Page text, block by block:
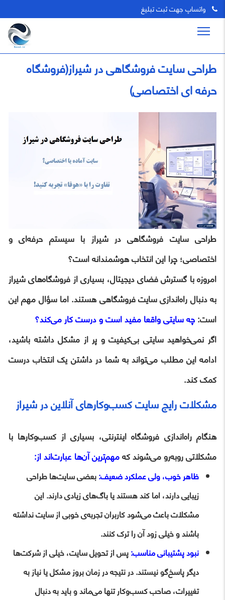
واتساپ جهت ثبت تبلیغ
طراحی سایت فروشگاهی در شیراز(فروشگاه
حرفه ای اختصاصی)
طراحی سایت فروشگاهی در شیراز با سیستم حرفه‌ای و
اختصاصی؛ چرا این انتخاب هوشمندانه‌ است؟
امروزه با گسترش فضای دیجیتال، بسیاری از فروشگاه‌های شیراز
به دنبال راه‌اندازی سایت فروشگاهی هستند. اما سؤال مهم این
است:چه سایتی واقعا مفید است و درست کار می‌کند؟
اگر نمی‌خواهید سایتی بی‌کیفیت و پر از مشکل داشته باشید،
ادامه این مطلب می‌تواند به شما در داشتن یک انتخاب درست
کمک کند.
مشکلات رایج سایت کسب‌وکارهای آنلاین در شیراز
هنگام راه‌اندازی فروشگاه اینترنتی، بسیاری از کسب‌وکارها با
مشکلاتی روبه‌رو می‌شوند کهمهم‌ترین آن‌ها عبارت‌اند از:
ظاهر خوب، ولی عملکرد ضعیف:بعضی سایت‌ها طراحی
زیبایی دارند، اما کند هستند یا باگ‌های زیادی دارند. این
مشکلات باعث می‌شود کاربران تجربه‌ی خوبی از سایت نداشته
باشند و خیلی زود آن را ترک کنند.
نبود پشتیبانی مناسب:پس از تحویل سایت، خیلی از شرکت‌ها
دیگر پاسخ‌گو نیستند. در نتیجه در زمان بروز مشکل یا نیاز به
تغییرات، صاحب کسب‌وکار تنها می‌ماند و باید به دنبال